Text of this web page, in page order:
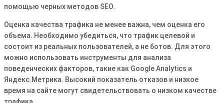
помощью черных методов SEO․
Оценка качества трафика не менее важна, чем оценка его
объема․ Необходимо убедиться, что трафик целевой и
состоит из реальных пользователей, а не ботов․ Для этого
можно использовать инструменты для анализа
поведенческих факторов, такие как Google Analytics и
Яндекс․Метрика․ Высокий показатель отказов и низкое
время на сайте могут свидетельствовать о низком качестве
трафика․